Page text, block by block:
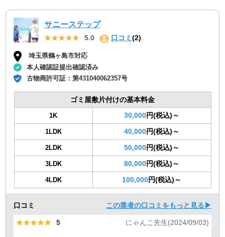
サニーステップ
★★★★★
★★★★★ 5.0 口コミ(2)
埼玉県鶴ヶ島市対応
本人確認証提出確認済み
古物商許可証：第431040062357号
ゴミ屋敷片付けの基本料金
1K 30,000円(税込)～
1LDK 40,000円(税込)～
2LDK 50,000円(税込)～
3LDK 80,000円(税込)～
4LDK 100,000円(税込)～
口コミ この業者の口コミをもっと見る▶
★★★★★
★★★★★ 5 にゃんこ先生(2024/09/03)